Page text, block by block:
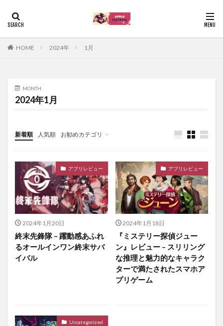
HOME 2024年 1月
MONTH
2024年1月
新着順 人気順 お勧めカテゴリ
Uncategorized
アプリレビュー
2024年1月20日
終末先鋒隊 – 躍動感あふれ
るオールインワン終末サバ
イバル
アプリレビュー
2024年1月18日
『ミステリー探偵ジュー
ン』レビュー – スリリング
な推理と魅力的なキャラク
ターで満たされたスマホア
プリゲーム
Uncategorized